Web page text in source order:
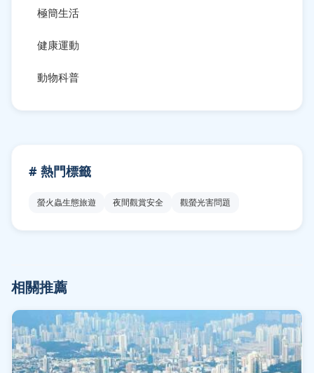
極簡生活
健康運動
動物科普
# 熱門標籤
螢火蟲生態旅遊 夜間觀賞安全 觀螢光害問題
相關推薦